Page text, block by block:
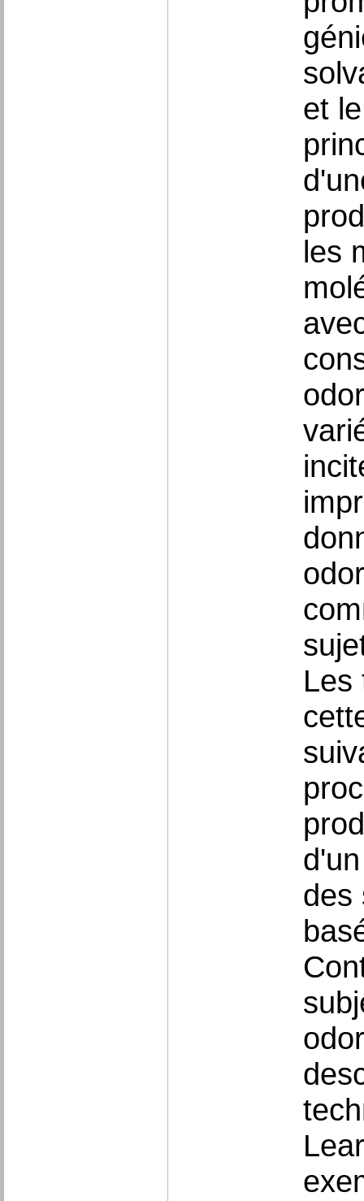
et
les
Les
des